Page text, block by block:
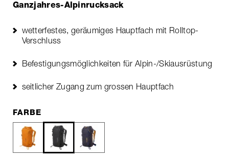
Ganzjahres-Alpinrucksack
wetterfestes, geräumiges Hauptfach mit Rolltop-
Verschluss
Befestigungsmöglichkeiten für Alpin-/Skiausrüstung
seitlicher Zugang zum grossen Hauptfach
FARBE